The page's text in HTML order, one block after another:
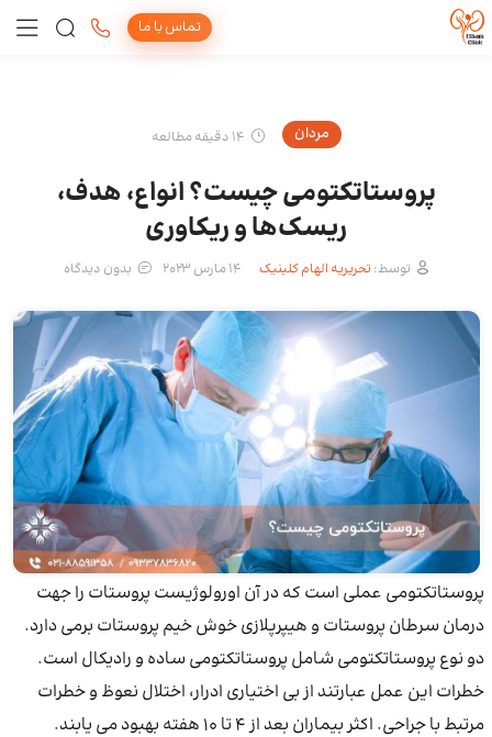
تماس با ما
مردان 14 دقیقه مطالعه
پروستاتکتومی چیست؟ انواع، هدف،
ریسک‌ها و ریکاوری
توسط: تحریریه الهام کلینیک 14 مارس 2023 بدون دیدگاه
پروستاتکتومی عملی است که در آن اورولوژیست پروستات را جهت
درمان سرطان پروستات و هیپرپلازی خوش خیم پروستات برمی دارد.
دو نوع پروستاتکتومی شامل پروستاتکتومی ساده و رادیکال است.
خطرات این عمل عبارتند از بی اختیاری ادرار، اختلال نعوظ و خطرات
مرتبط با جراحی. اکثر بیماران بعد از ۴ تا ۱۰ هفته بهبود می یابند.